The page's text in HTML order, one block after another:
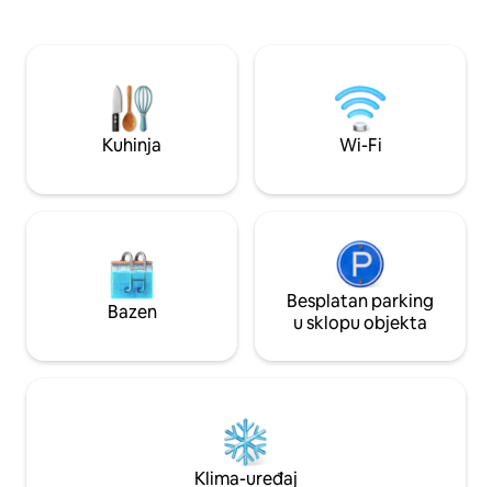
trošak PDV-a od 16% i boravišne pristojbe
četvornih metara s pogledom na zaljev
Banderas i Puerto Vallartu u mirnoj
strani Puerto Vallarte, oko 10-15 minuta
blagovaonica i kuhinja. Francuska vrata
otvaraju se na terasu s privatnim
bazenom, grijanim od prosinca do
apartman zauzima cijeli drugi kat s
s jacuzzijem na otvorenom. Ima bračni
krevet (180x200). Na trećem katu nalaze
se dvije spavaće sobe s privatnim
Kuhinja Wi-Fi
Bazen
Besplatan parking
u sklopu objekta
Klima-uređaj